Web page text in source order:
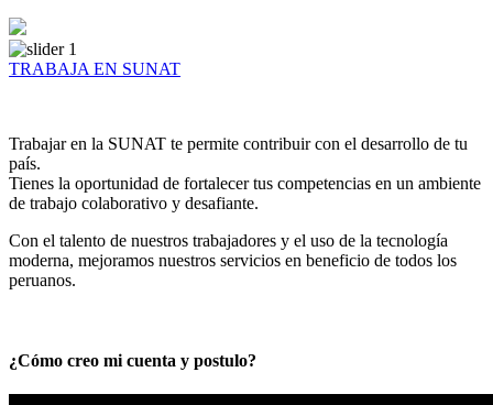
TRABAJA EN SUNAT
Trabajar en la SUNAT te permite contribuir con el desarrollo de tu
país.
Tienes la oportunidad de fortalecer tus competencias en un ambiente
de trabajo colaborativo y desafiante.
Con el talento de nuestros trabajadores y el uso de la tecnología
moderna, mejoramos nuestros servicios en beneficio de todos los
peruanos.
¿Cómo creo mi cuenta y postulo?